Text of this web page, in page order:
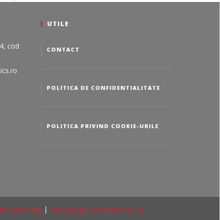
cod
UTILE
CONTACT
POLITICA DE CONFIDENTIALITATE
POLITICA PRIVIND COOKIE-URILE
| hosting by amcwebsoft.ro